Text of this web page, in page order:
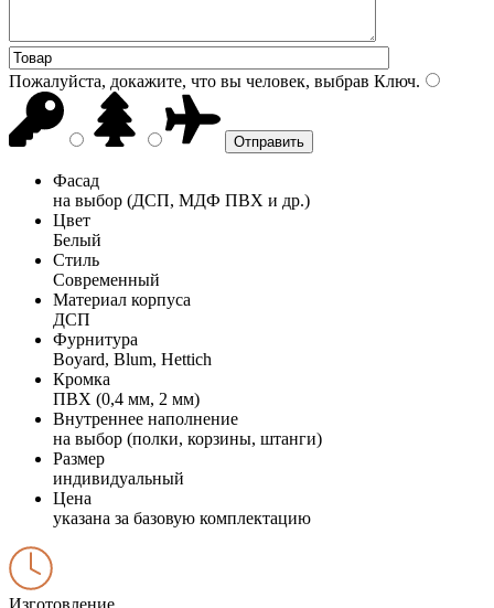
Пожалуйста, докажите, что вы человек, выбрав Ключ.
Фасад
на выбор (ДСП, МДФ ПВХ и др.)
Цвет
Белый
Стиль
Современный
Материал корпуса
ДСП
Фурнитура
Boyard, Blum, Hettich
Кромка
ПВХ (0,4 мм, 2 мм)
Внутреннее наполнение
на выбор (полки, корзины, штанги)
Размер
индивидуальный
Цена
указана за базовую комплектацию
Изготовление